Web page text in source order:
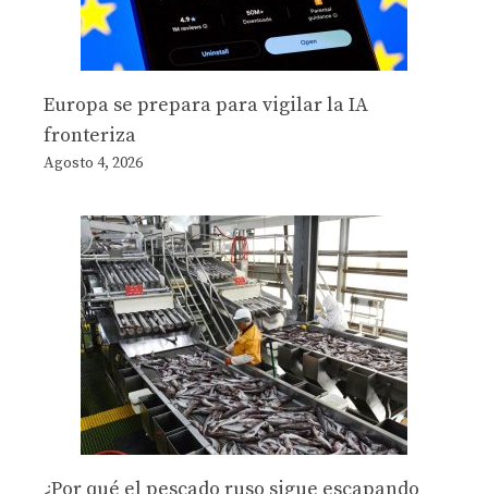
Europa se prepara para vigilar la IA
fronteriza
Agosto 4, 2026